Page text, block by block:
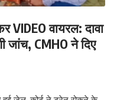
VIDEO वायरल: दावा
जांच, CMHO ने दिए